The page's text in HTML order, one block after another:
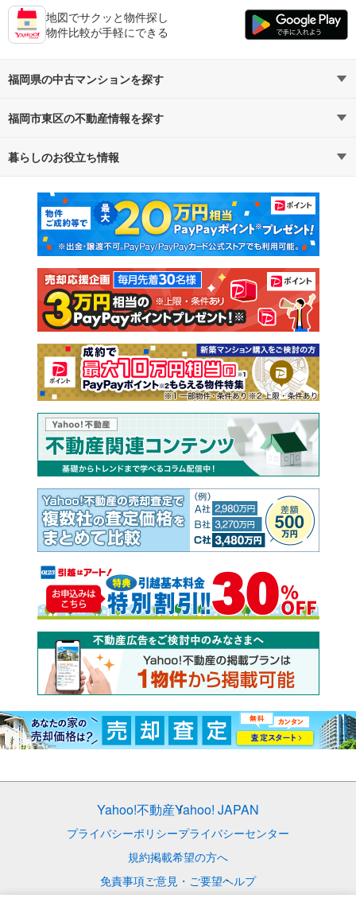
地図でサクッと物件探し
物件比較が手軽にできる
福岡県の中古マンションを探す
路線・駅から探す
通勤・通学時間から探す
福岡市東区の不動産情報を探す
不動産・住宅
新築マンション 中古マンション
新築一戸建て 中古一戸建て
注文住宅 土地
売却査定
暮らしのお役立ち情報
マンションカタログ 教えて！住まいの先生
Yahoo!不動産Yahoo! JAPAN
プライバシーポリシープライバシーセンター
規約掲載希望の方へ
免責事項ご意見・ご要望ヘルプ
© LY Corporation